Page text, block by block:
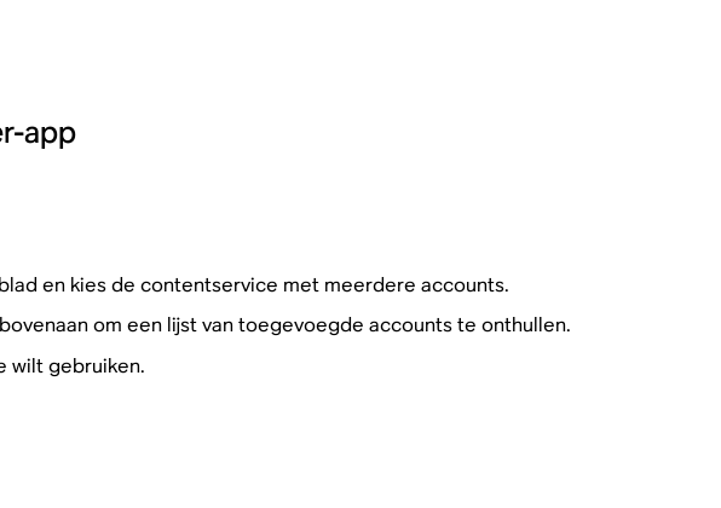
app
en kies de contentservice met meerdere accounts.
om een lijst van toegevoegde accounts te onthullen.
wilt gebruiken.